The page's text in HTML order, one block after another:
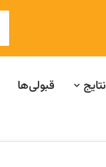
نتایج قبولی‌ها